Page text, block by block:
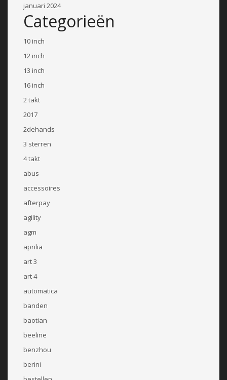
januari 2024
Categorieën
10 inch
12 inch
13 inch
16 inch
2 takt
2017
2dehands
3 sterren
4 takt
abus
accessoires
afterpay
agility
agm
aprilia
art 3
art 4
automatica
banden
baotian
beeline
benzhou
berini